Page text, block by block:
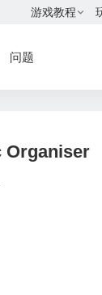
游戏教程
问题
Organiser